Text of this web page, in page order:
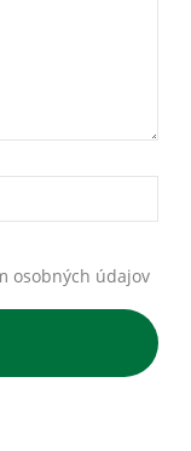
osobných údajov